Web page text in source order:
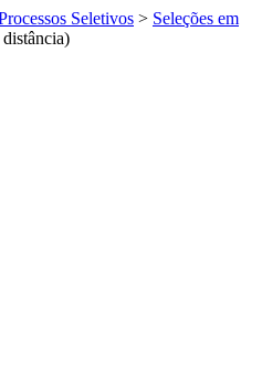
Seletivos > Seleções em